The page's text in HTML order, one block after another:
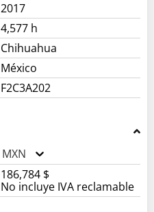
2017
4,577 h
Chihuahua
México
F2C3A202
MXN
186,784 $
No incluye IVA reclamable